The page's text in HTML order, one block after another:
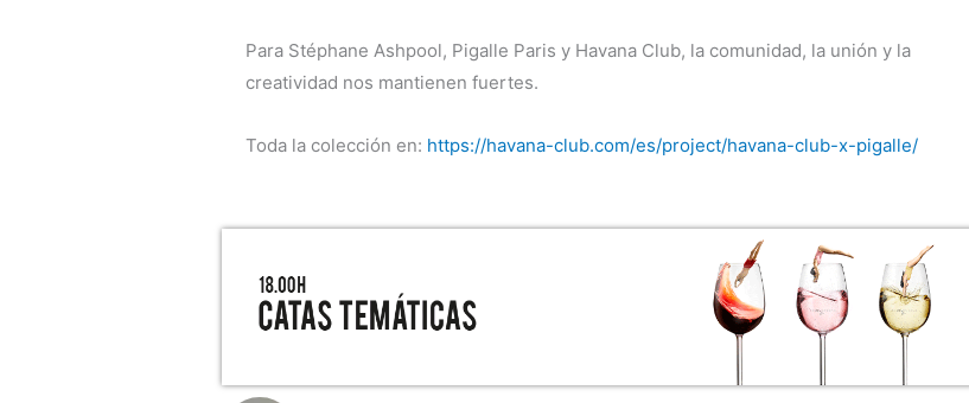
Para Stéphane Ashpool, Pigalle Paris y Havana Club, la comunidad, la unión y la
creatividad nos mantienen fuertes.
Toda la colección en: https://havana-club.com/es/project/havana-club-x-pigalle/